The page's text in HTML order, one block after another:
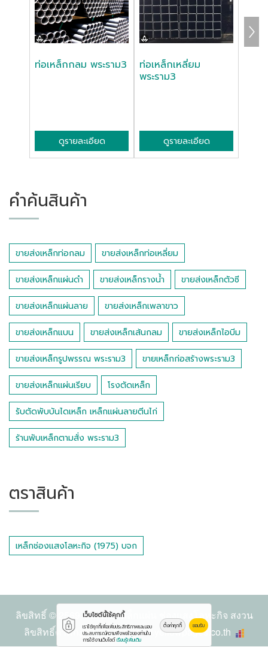
ท่อเหล็กกลม พระราม3
ดูรายละเอียด
ท่อเหล็กเหลี่ยม
พระราม3
ดูรายละเอียด
คำค้นสินค้า
ขายส่งเหล็กท่อกลม ขายส่งเหล็กท่อเหลี่ยม
ขายส่งเหล็กแผ่นดำ ขายส่งเหล็กรางน้ำ ขายส่งเหล็กตัวซี
ขายส่งเหล็กแผ่นลาย ขายส่งเหล็กเพลาขาว
ขายส่งเหล็กแบน ขายส่งเหล็กเส้นกลม ขายส่งเหล็กไอบีม
ขายส่งเหล็กรูปพรรณ พระราม3 ขายเหล็กก่อสร้างพระราม3
ขายส่งเหล็กแผ่นเรียบ โรงตัดเหล็ก
รับตัดพับบันไดเหล็ก เหล็กแผ่นลายตีนไก่
ร้านพับเหล็กตามสั่ง พระราม3
ตราสินค้า
เหล็กช่องแสงโลหะกิจ (1975) บจก
ลิขสิทธิ์ © 2569 จำหน่ายเหล็กแผ่น ช่องแสงโลหะกิจ สงวน
ลิขสิทธิ์ตามกฏหมาย โดยwww.yellowpages.co.th
เว็บไซต์นี้ใช้คุกกี้
เราใช้คุกกี้เพื่อเพิ่มประสิทธิภาพและมอบ
ประสบการณ์ความพึงพอใจของท่านใน
การใช้งานเว็บไซต์เรียนรู้เพิ่มเติม
ตั้งค่าคุกกี้ ยอมรับ